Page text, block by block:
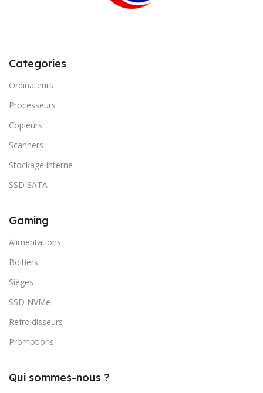
Categories
Ordinateurs
Processeurs
Copieurs
Scanners
Stockage interne
SSD SATA
Gaming
Alimentations
Boitiers
Sièges
SSD NVMe
Refroidisseurs
Promotions
Qui sommes-nous ?